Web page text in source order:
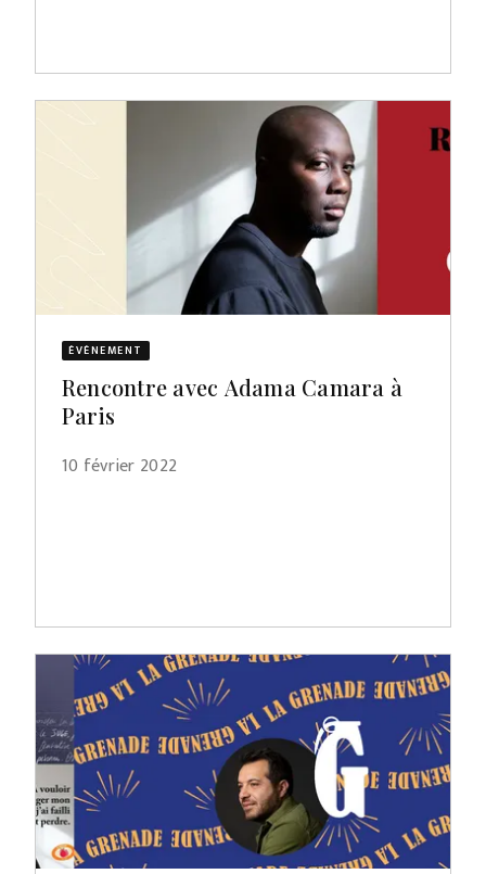
ÉVÈNEMENT
Rencontre avec Adama Camara à
Paris
10 février 2022